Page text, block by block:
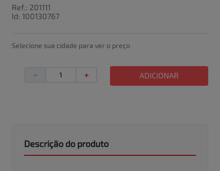
Ref. : 201111
Id: 100130767
Selecione sua cidade para ver o preço
＋
－ ADICIONAR
Descrição do produto